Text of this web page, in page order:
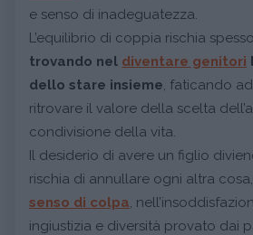
e senso di inadeguatezza.
L’equilibrio di coppia rischia
trovando nel diventare genitori
dello stare insieme , faticando
ritrovare il valore della scelta
condivisione della vita.
Il desiderio di avere un figlio
rischia di annullare ogni altra
senso di colpa ,
ingiustizia e diversità provato dai